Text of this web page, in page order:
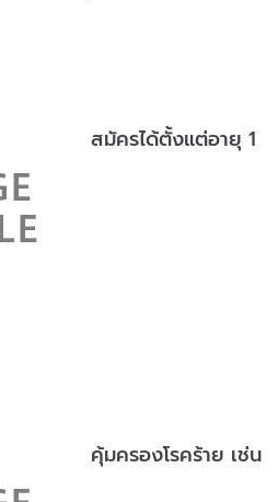
สมัครได้ตั้งแต่อายุ 1
คุ้มครองโรคร้าย เช่น